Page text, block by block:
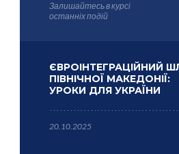
Залишайтесь в курсі
останніх подій
ЄВРОІНТЕГРАЦІЙНИЙ
ПІВНІЧНОЇ МАКЕДОНІЇ:
УРОКИ ДЛЯ УКРАЇНИ
20.10.2025